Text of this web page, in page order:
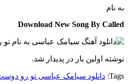
به نام
Download New Song By Called
نوشته اولین بار در پدیدار شد.
Tags: دانلود سیامک عباسی تو رو